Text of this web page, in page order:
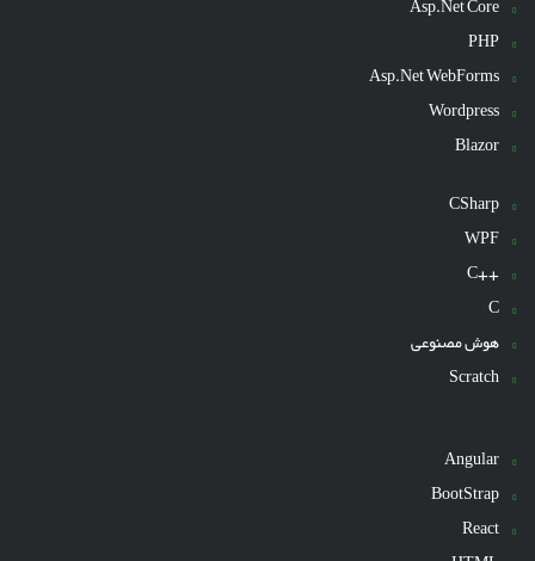
Asp.Net Core
PHP
Asp.Net WebForms
Wordpress
Blazor
CSharp
WPF
++C
C
هوش مصنوعی
Scratch
Angular
BootStrap
React